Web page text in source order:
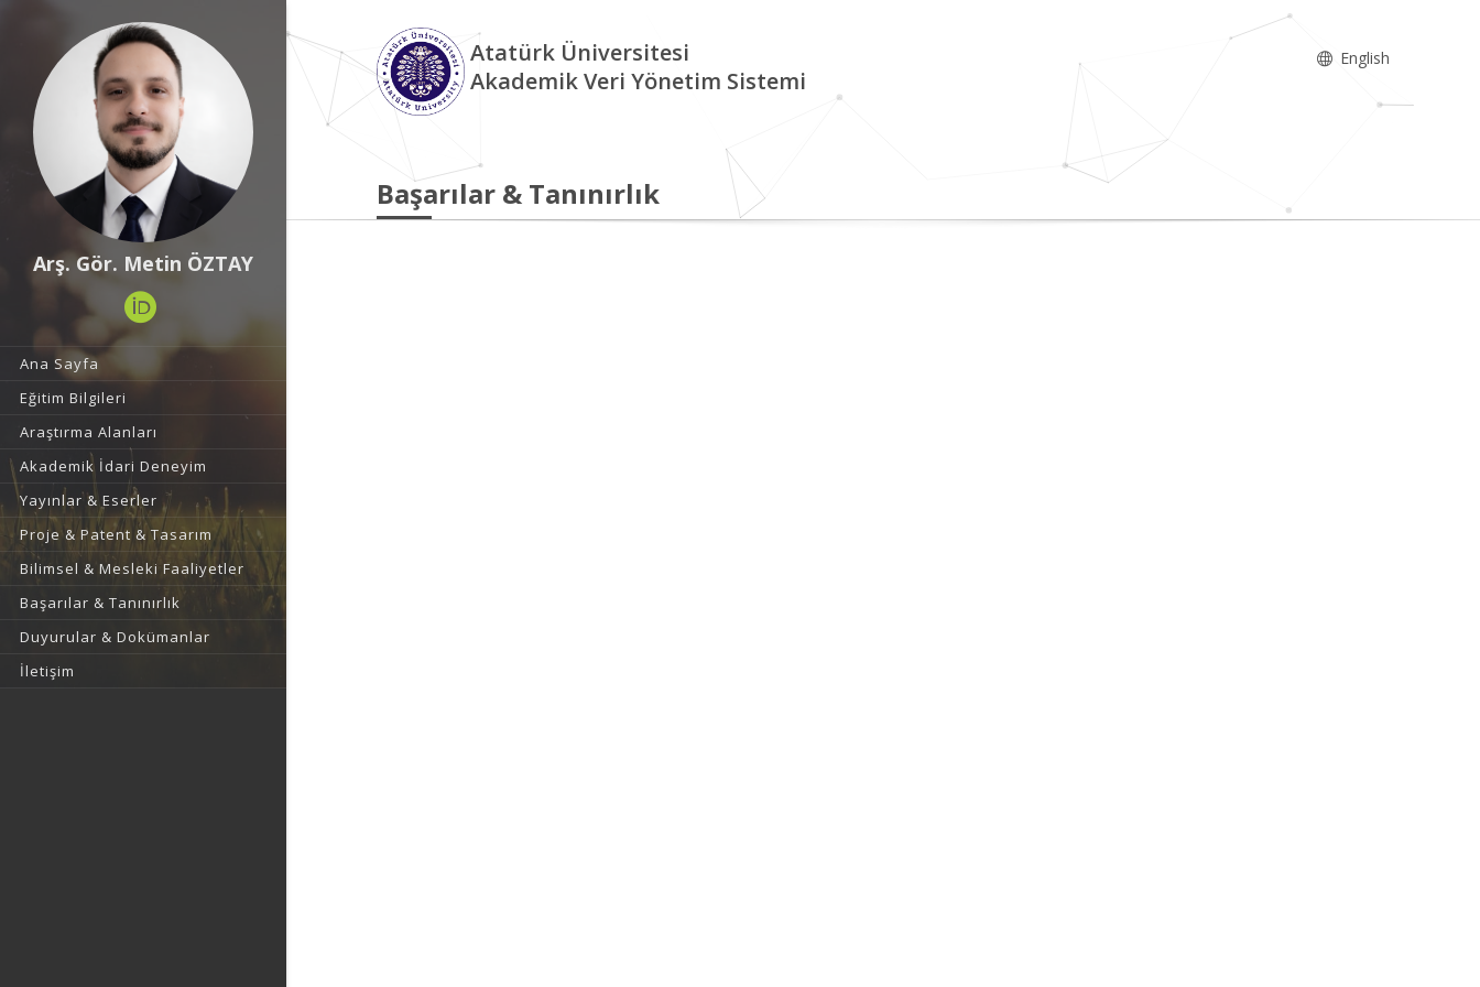
Arş. Gör. Metin ÖZTAY
Ana Sayfa
Eğitim Bilgileri
Araştırma Alanları
Akademik İdari Deneyim
Yayınlar & Eserler
Proje & Patent & Tasarım
Bilimsel & Mesleki Faaliyetler
Başarılar & Tanınırlık
Duyurular & Dokümanlar
İletişim
Atatürk Üniversitesi
Akademik Veri Yönetim Sistemi
English
Başarılar & Tanınırlık